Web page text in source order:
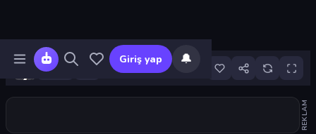
Giriş yap 🔔
21
REKLAM